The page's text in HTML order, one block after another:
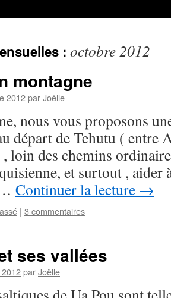
: octobre 2012
montagne
2012parJoëlle
nous vous proposons
départ de Tehutu (
loin des chemins
et surtout , aider
Continuer la lecture →
| 3 commentaires
ses vallées
parJoëlle